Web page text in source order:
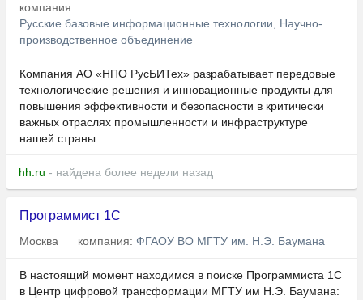
компания:
Русские базовые информационные технологии, Научно-
производственное объединение
Компания АО «НПО РусБИТех» разрабатывает передовые
технологические решения и инновационные продукты для
повышения эффективности и безопасности в критически
важных отраслях промышленности и инфраструктуре
нашей страны...
hh.ru - найдена более недели назад
Программист 1С
Москва компания: ФГАОУ ВО МГТУ им. Н.Э. Баумана
В настоящий момент находимся в поиске Программиста 1С
в Центр цифровой трансформации МГТУ им Н.Э. Баумана: